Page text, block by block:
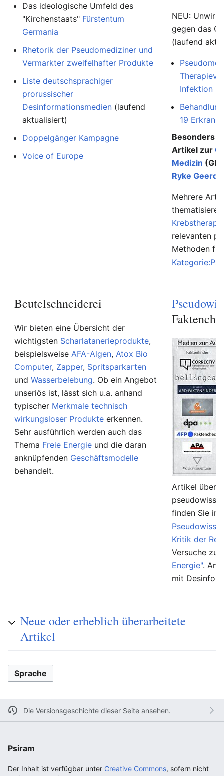
Das ideologische Umfeld des
"Kirchenstaats" Fürstentum
Germania
Rhetorik der Pseudomediziner und
Vermarkter zweifelhafter Produkte
Liste deutschsprachiger
prorussischer
Desinformationsmedien (laufend
aktualisiert)
Doppelgänger Kampagne
Voice of Europe
NEU:
gegen das
(laufend
Infektion
19
Besonders
Artikel zur
Medizin
Ryke Geerd
Mehrere
relevanten
Methoden
Beutelschneiderei
Wir bieten eine Übersicht der
wichtigsten Scharlatanerieprodukte,
beispielsweiseAFA-Algen,Atox Bio
Computer, Zapper, Spritsparkarten
undWasserbelebung. Ob ein Angebot
unseriös ist, lässt sich u.a. anhand
typischer Merkmale technisch
wirkungsloser Produkte erkennen.
Sehr ausführlich werden auch das
Thema Freie Energie und die daran
anknüpfenden Geschäftsmodelle
behandelt.
Artikel über
finden Sie in
Kritik der
Versuche
Energie".
mit
Neue oder erheblich überarbeitete
Artikel
Sprache
Die Versionsgeschichte dieser Seite ansehen.
Psiram
Der Inhalt ist verfügbar unter Creative Commons, sofern nicht